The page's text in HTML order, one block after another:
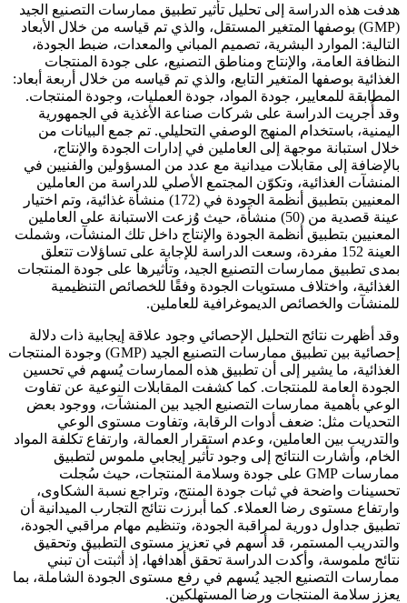
هدفت هذه الدراسة إلى تحليل تأثير تطبيق ممارسات التصنيع الجيد
(GMP) بوصفها المتغير المستقل، والذي تم قياسه من خلال الأبعاد
التالية: الموارد البشرية، تصميم المباني والمعدات، ضبط الجودة،
النظافة العامة، والإنتاج ومناطق التصنيع، على جودة المنتجات
الغذائية بوصفها المتغير التابع، والذي تم قياسه من خلال أربعة أبعاد:
المطابقة للمعايير، جودة المواد، جودة العمليات، وجودة المنتجات.
وقد أُجريت الدراسة على شركات صناعة الأغذية في الجمهورية
اليمنية، باستخدام المنهج الوصفي التحليلي. تم جمع البيانات من
خلال استبانة موجهة إلى العاملين في إدارات الجودة والإنتاج،
بالإضافة إلى مقابلات ميدانية مع عدد من المسؤولين والفنيين في
المنشآت الغذائية، وتكوّن المجتمع الأصلي للدراسة من العاملين
المعنيين بتطبيق أنظمة الجودة في (172) منشأة غذائية، وتم اختيار
عينة قصدية من (50) منشأة، حيث وُزعت الاستبانة على العاملين
المعنيين بتطبيق أنظمة الجودة والإنتاج داخل تلك المنشآت، وشملت
العينة 152 مفردة، وسعت الدراسة للإجابة على تساؤلات تتعلق
بمدى تطبيق ممارسات التصنيع الجيد، وتأثيرها على جودة المنتجات
الغذائية، واختلاف مستويات الجودة وفقًا للخصائص التنظيمية
للمنشآت والخصائص الديموغرافية للعاملين.
وقد أظهرت نتائج التحليل الإحصائي وجود علاقة إيجابية ذات دلالة
إحصائية بين تطبيق ممارسات التصنيع الجيد (GMP) وجودة المنتجات
الغذائية، ما يشير إلى أن تطبيق هذه الممارسات يُسهم في تحسين
الجودة العامة للمنتجات. كما كشفت المقابلات النوعية عن تفاوت
الوعي بأهمية ممارسات التصنيع الجيد بين المنشآت، ووجود بعض
التحديات مثل: ضعف أدوات الرقابة، وتفاوت مستوى الوعي
والتدريب بين العاملين، وعدم استقرار العمالة، وارتفاع تكلفة المواد
الخام، وأشارت النتائج إلى وجود تأثير إيجابي ملموس لتطبيق
ممارسات GMP على جودة وسلامة المنتجات، حيث سُجلت
تحسينات واضحة في ثبات جودة المنتج، وتراجع نسبة الشكاوى،
وارتفاع مستوى رضا العملاء. كما أبرزت نتائج التجارب الميدانية أن
تطبيق جداول دورية لمراقبة الجودة، وتنظيم مهام مراقبي الجودة،
والتدريب المستمر، قد أسهم في تعزيز مستوى التطبيق وتحقيق
نتائج ملموسة، وأكدت الدراسة تحقق أهدافها، إذ أثبتت أن تبني
ممارسات التصنيع الجيد يُسهم في رفع مستوى الجودة الشاملة، بما
يعزز سلامة المنتجات ورضا المستهلكين.